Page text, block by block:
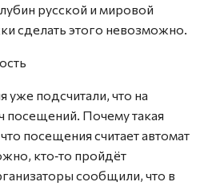
русской и мировой
сделать этого невозможно.
уже подсчитали, что на
посещений. Почему такая
посещения считает автомат
кто‑то пройдёт
сообщили, что в